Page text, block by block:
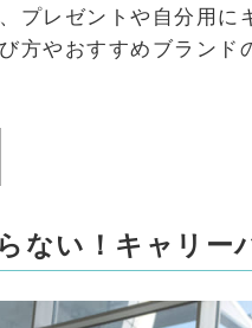
プレゼントや自分用
方やおすすめブランド
ない！キャリー